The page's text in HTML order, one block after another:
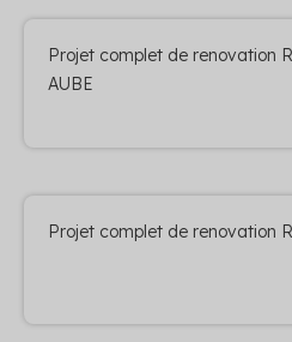
Projet complet de renovation
AUBE
Projet complet de renovation